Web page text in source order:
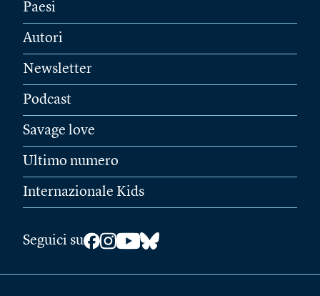
Paesi
Autori
Newsletter
Podcast
Savage love
Ultimo numero
Internazionale Kids
Seguici su